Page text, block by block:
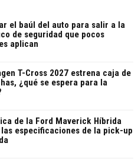
el baúl del auto para salir a la
de seguridad que pocos
aplican
T-Cross 2027 estrena caja de
¿qué se espera para la
de la Ford Maverick Híbrida
especificaciones de la pick-up